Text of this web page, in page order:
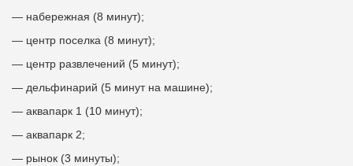
— набережная (8 минут);
— центр поселка (8 минут);
— центр развлечений (5 минут);
— дельфинарий (5 минут на машине);
— аквапарк 1 (10 минут);
— аквапарк 2;
— рынок (3 минуты);